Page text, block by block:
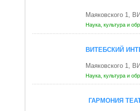
Маяковского 1,
Наука, культура и
ВИТЕБСКИЙ
Маяковского 1,
Наука, культура и
ГАРМОНИЯ